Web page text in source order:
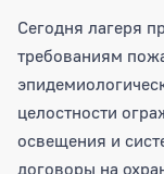
Сегодня лагеря
требованиям
целостности
освещения и
договоры на